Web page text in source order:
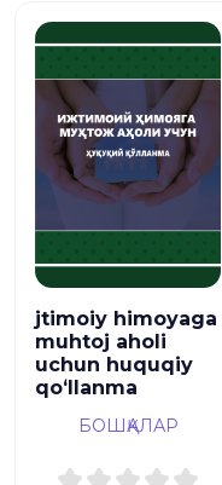
jtimoiy himoyaga
muhtoj aholi
uchun huquqiy
qoʻllanma
БОШҚАЛАР